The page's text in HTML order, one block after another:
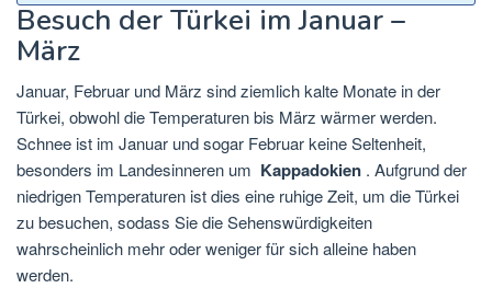
Besuch der Türkei im Januar –
März
Januar, Februar und März sind ziemlich kalte Monate in der
Türkei, obwohl die Temperaturen bis März wärmer werden.
Schnee ist im Januar und sogar Februar keine Seltenheit,
besonders im Landesinneren um Kappadokien . Aufgrund der
niedrigen Temperaturen ist dies eine ruhige Zeit, um die Türkei
zu besuchen, sodass Sie die Sehenswürdigkeiten
wahrscheinlich mehr oder weniger für sich alleine haben
werden.